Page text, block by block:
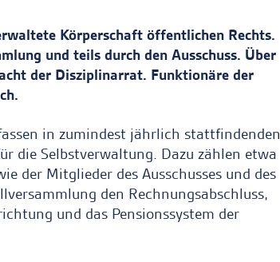
Körperschaft öffentlichen Rechts.
und teils durch den Ausschuss. Über
der Disziplinarrat. Funktionäre der
in zumindest jährlich stattfindenden
die Selbstverwaltung. Dazu zählen etwa
der Mitglieder des Ausschusses und des
den Rechnungsabschluss,
und das Pensionssystem der